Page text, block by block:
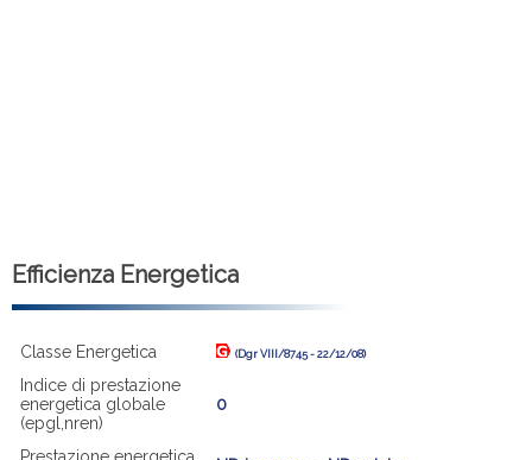
Efficienza Energetica
Classe Energetica (Dgr VIII/8745 - 22/12/08)
Indice di prestazione
energetica globale
(epgl,nren)
0